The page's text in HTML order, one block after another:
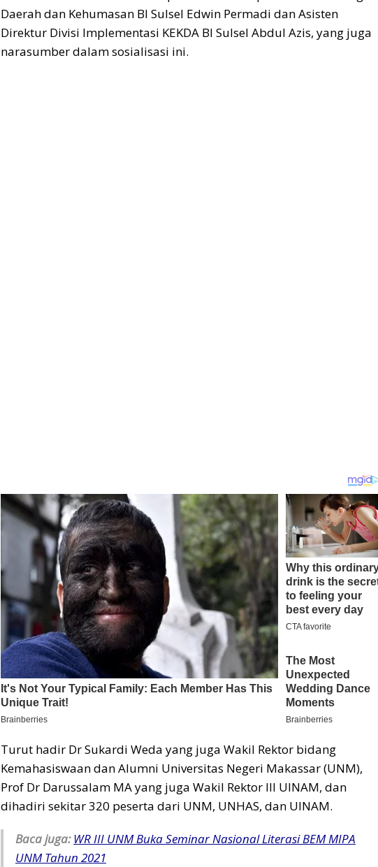
Daerah dan Kehumasan BI Sulsel Edwin Permadi dan Asisten
Direktur Divisi Implementasi KEKDA BI Sulsel Abdul Azis, yang juga
narasumber dalam sosialisasi ini.
Turut hadir Dr Sukardi Weda yang juga Wakil Rektor bidang
Kemahasiswaan dan Alumni Universitas Negeri Makassar (UNM),
Prof Dr Darussalam MA yang juga Wakil Rektor III UINAM, dan
dihadiri sekitar 320 peserta dari UNM, UNHAS, dan UINAM.
Baca juga: WR III UNM Buka Seminar Nasional Literasi BEM MIPA
UNM Tahun 2021